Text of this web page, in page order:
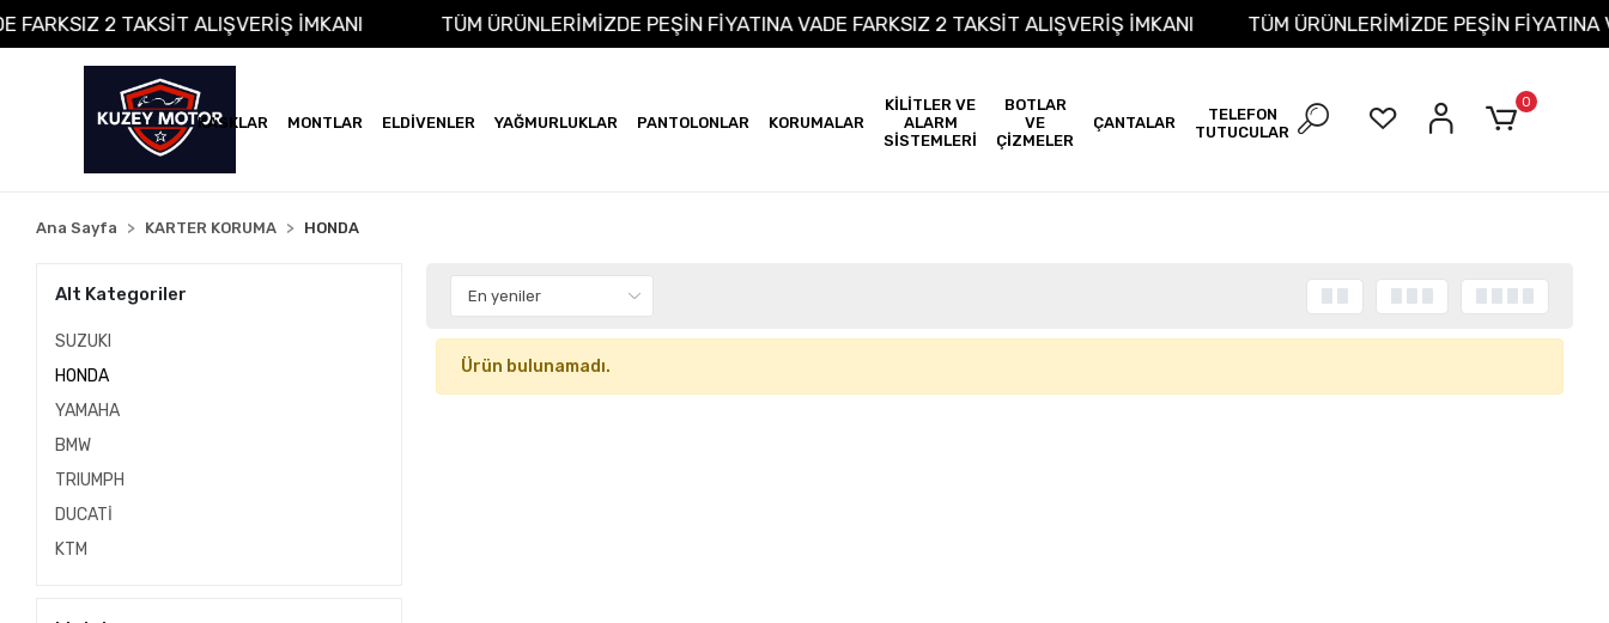
FARKSIZ 2 TAKSİT ALIŞVERİŞ İMKANI TÜM ÜRÜNLERİMİZDE PEŞİN FİYATINA VADE FARKSIZ 2 TAKSİT ALIŞVERİŞ İMKANI TÜM ÜRÜNLERİMİZDE PEŞİN
KASKLAR MONTLAR ELDİVENLER YAĞMURLUKLAR PANTOLONLAR KORUMALAR
KİLİTLER VE
ALARM
SİSTEMLERİ
BOTLAR
VE
ÇİZMELER
ÇANTALAR
TELEFON
TUTUCULAR
0
Ana Sayfa KARTER KORUMA HONDA
Alt Kategoriler
SUZUKI
HONDA
YAMAHA
BMW
TRIUMPH
DUCATİ
KTM
Ürün bulunamadı.